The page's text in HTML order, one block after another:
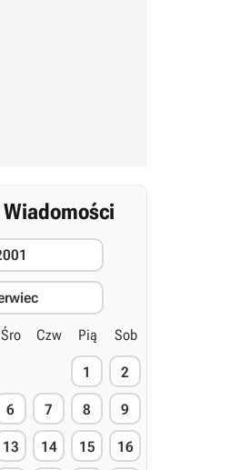
Śro Czw Pią Sob
1 2
6 7 8 9
13 14 15 16